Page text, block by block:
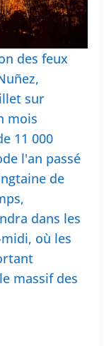
des feux
sur
mois
11 000
l'an passé
de
dans les
où les
massif des